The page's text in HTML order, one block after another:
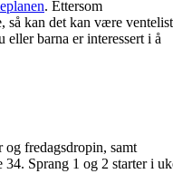
. Ettersom
så kan det kan være
barna er interessert i å
og fredagsdropin, samt
Sprang 1 og 2 starter i